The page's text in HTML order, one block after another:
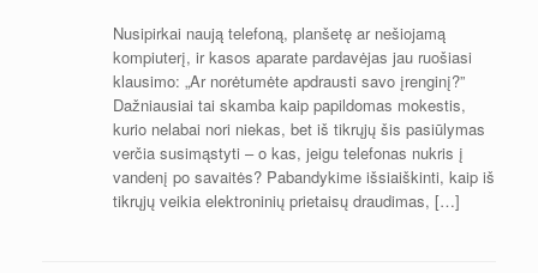
Nusipirkai naują telefoną, planšetę ar nešiojamą
kompiuterį, ir kasos aparate pardavėjas jau ruošiasi
klausimo: „Ar norėtumėte apdrausti savo įrenginį?”
Dažniausiai tai skamba kaip papildomas mokestis,
kurio nelabai nori niekas, bet iš tikrųjų šis pasiūlymas
verčia susimąstyti – o kas, jeigu telefonas nukris į
vandenį po savaitės? Pabandykime išsiaiškinti, kaip iš
tikrųjų veikia elektroninių prietaisų draudimas, […]